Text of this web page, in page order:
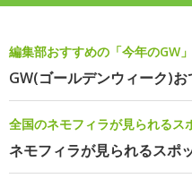
編集部おすすめの「今年のGW
GW(ゴールデンウィーク)
全国のネモフィラが見られるス
ネモフィラが見られるスポ